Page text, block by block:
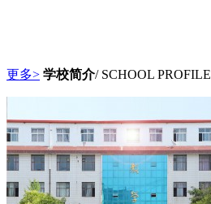
更多> 学校简介/ SCHOOL PROFILE